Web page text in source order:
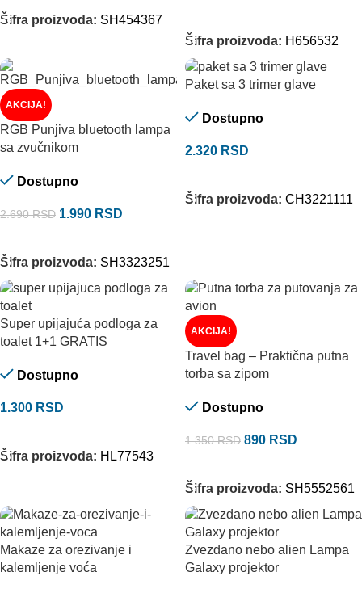
Šifra proizvoda: SH454367
Šifra proizvoda: H656532
AKCIJA!
RGB Punjiva bluetooth lampa
sa zvučnikom
Dostupno
2.690RSD 1.990 RSD
Šifra proizvoda: SH3323251
Paket sa 3 trimer glave
Dostupno
2.320 RSD
Šifra proizvoda: CH3221111
Super upijajuća podloga za
toalet 1+1 GRATIS
Dostupno
1.300 RSD
Šifra proizvoda: HL77543
AKCIJA!
Travel bag – Praktična putna
torba sa zipom
Dostupno
1.350RSD 890 RSD
Šifra proizvoda: SH5552561
Makaze za orezivanje i
kalemljenje voća
Zvezdano nebo alien Lampa
Galaxy projektor